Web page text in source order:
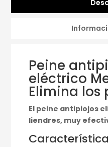
Peine
eléctrico
Elimina los
El peine antipiojos
liendres, muy